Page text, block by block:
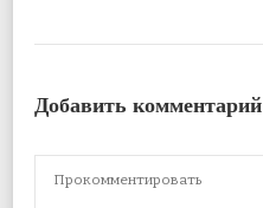
Добавить комментарий